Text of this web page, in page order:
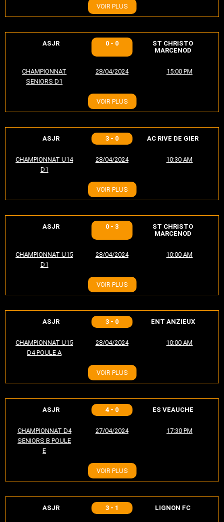
VOIR PLUS
ASJR 0 - 0
ST CHRISTO
MARCENOD
CHAMPIONNAT
SENIORS D1
28/04/2024 15:00 PM
VOIR PLUS
ASJR 3 - 0 AC RIVE DE GIER
CHAMPIONNAT U14
D1
28/04/2024 10:30 AM
VOIR PLUS
ASJR 0 - 3
ST CHRISTO
MARCENOD
CHAMPIONNAT U15
D1
28/04/2024 10:00 AM
VOIR PLUS
ASJR 3 - 0 ENT ANZIEUX
CHAMPIONNAT U15
D4 POULE A
28/04/2024 10:00 AM
VOIR PLUS
ASJR 4 - 0 ES VEAUCHE
CHAMPIONNAT D4
SENIORS B POULE
E
27/04/2024 17:30 PM
VOIR PLUS
ASJR 3 - 1 LIGNON FC